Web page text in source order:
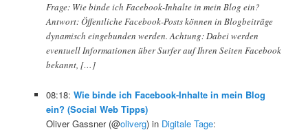
Frage: Wie binde ich Facebook-Inhalte in mein Blog ein?
Antwort: Öffentliche Facebook-Posts können in Blogbeiträge
dynamisch eingebunden werden. Achtung: Dabei werden
eventuell Informationen über Surfer auf Ihren Seiten Facebook
bekannt, […]
08:18: Wie binde ich Facebook-Inhalte in mein Blog
ein? (Social Web Tipps)
Oliver Gassner (@oliverg) in Digitale Tage: